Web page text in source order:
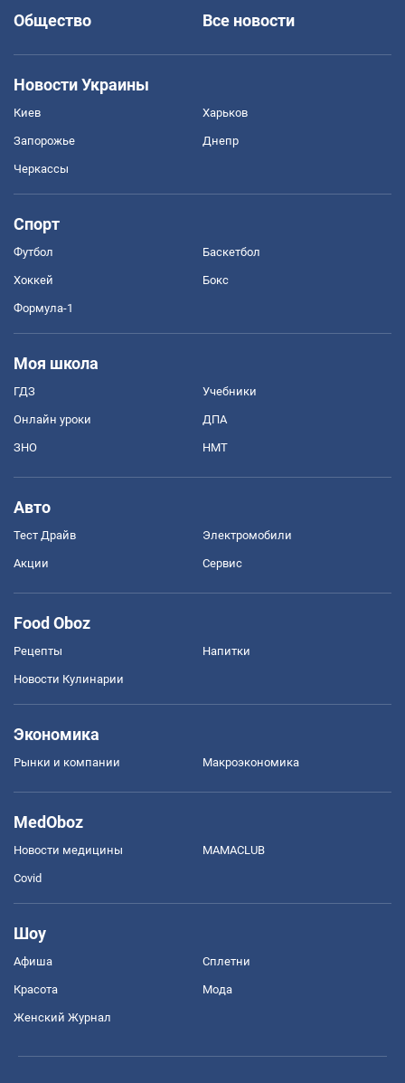
Общество
Все новости
Новости Украины
Киев Харьков
Запорожье Днепр
Черкассы
Спорт
Футбол Баскетбол
Хоккей Бокс
Формула-1
Моя школа
ГДЗ Учебники
Онлайн уроки ДПА
ЗНО НМТ
Авто
Тест Драйв Электромобили
Акции Сервис
Food Oboz
Рецепты Напитки
Новости Кулинарии
Экономика
Рынки и компании Mакроэкономика
MedOboz
Новости медицины MAMACLUB
Covid
Шоу
Афиша Сплетни
Красота Мода
Женский Журнал